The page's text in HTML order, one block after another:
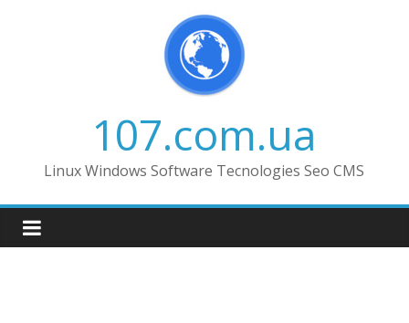
107.com.ua
Linux Windows Software Tecnologies Seo CMS